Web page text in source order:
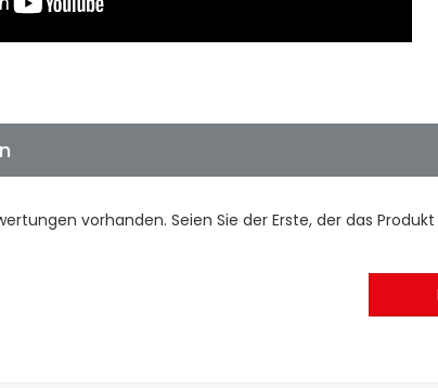
vorhanden. Seien Sie der Erste, der das